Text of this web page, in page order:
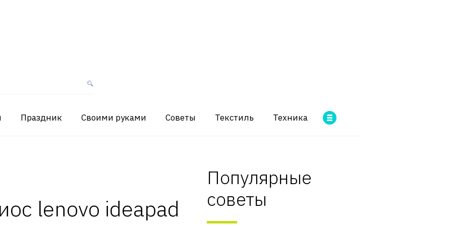
Праздник Своими руками Советы Текстиль Техника
lenovo ideapad
Популярные
советы